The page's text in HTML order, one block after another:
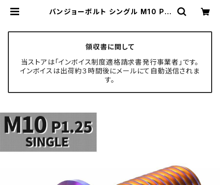
バンジョーボルト シングル M10 P1.
ASTER ボルト専門店
領収書に関して
当ストアは「インボイス制度適格請求書発行事業者」です。
インボイスは出荷約３時間後にメールにて自動送信されま
す。